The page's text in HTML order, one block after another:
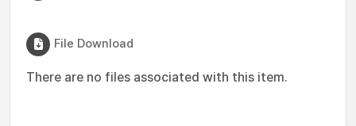
File Download
There are no files associated with this item.